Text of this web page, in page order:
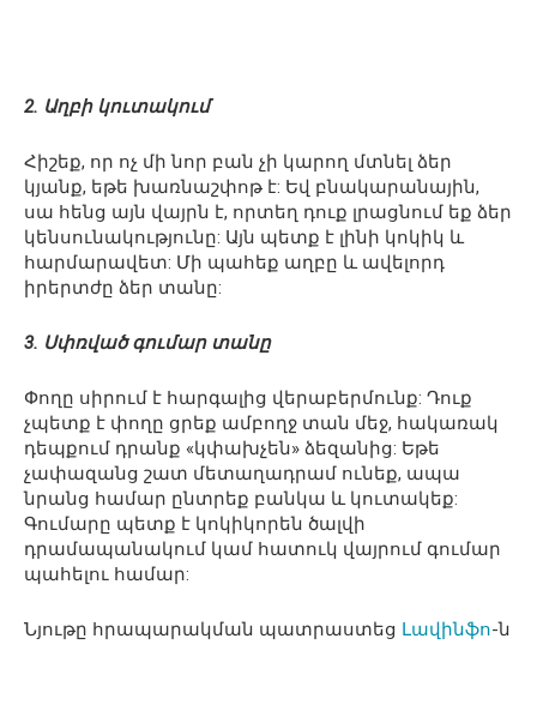
2. Աղբի կուտակում
Հիշեք, որ ոչ մի նոր բան չի կարող մտնել ձեր
կյանք, եթե խառնաշփոթ է: Եվ բնակարանային,
սա հենց այն վայրն է, որտեղ դուք լրացնում եք ձեր
կենսունակությունը: Այն պետք է լինի կոկիկ և
հարմարավետ: Մի պահեք աղբը և ավելորդ
իրերտժը ձեր տանը:
3. Սփռված գումար տանը
Փողը սիրում է հարգալից վերաբերմունք: Դուք
չպետք է փողը ցրեք ամբողջ տան մեջ, հակառակ
դեպքում դրանք «կփախչեն» ձեզանից: Եթե ​​
չափազանց շատ մետաղադրամ ունեք, ապա
նրանց համար ընտրեք բանկա և կուտակեք:
Գումարը պետք է կոկիկորեն ծալվի
դրամապանակում կամ հատուկ վայրում գումար
պահելու համար:
Նյութը հրապարակման պատրաստեց Լավինֆո-ն